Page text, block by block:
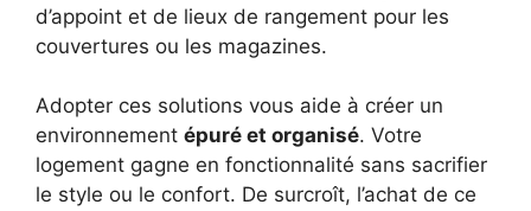
d’appoint et de lieux de rangement pour les
couvertures ou les magazines.
Adopter ces solutions vous aide à créer un
environnement épuré et organisé. Votre
logement gagne en fonctionnalité sans sacrifier
le style ou le confort. De surcroît, l’achat de ce